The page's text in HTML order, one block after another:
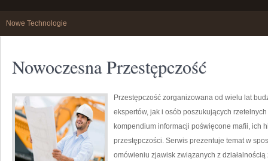
Nowe Technologie
Nowoczesna Przestępczość
Przestępczość zorganizowana od wielu lat
ekspertów, jak i osób poszukujących
kompendium informacji poświęcone mafii, ich
przestępczości. Serwis prezentuje temat w
omówieniu zjawisk związanych z